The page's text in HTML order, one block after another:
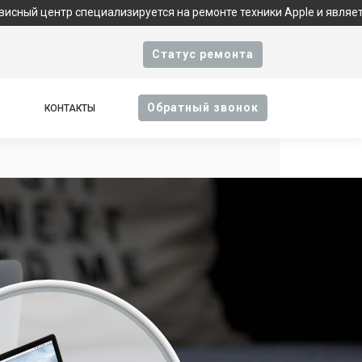
на ремонте техники Apple и является
Cтатус ремонта
КОНТАКТЫ Oбратный звонок